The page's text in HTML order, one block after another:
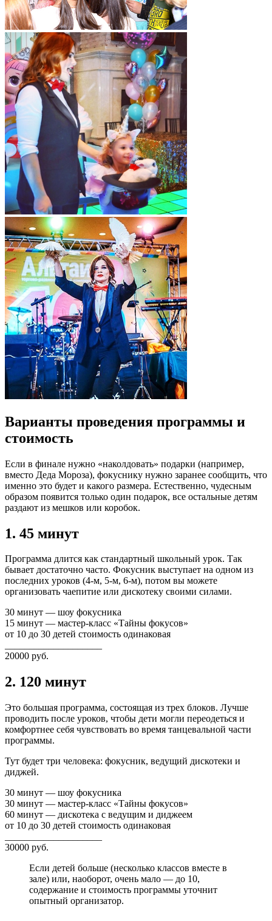
Варианты проведения программы и
стоимость
Если в финале нужно «наколдовать» подарки (например,
вместо Деда Мороза), фокуснику нужно заранее сообщить, что
именно это будет и какого размера. Естественно, чудесным
образом появится только один подарок, все остальные детям
раздают из мешков или коробок.
1. 45 минут
Программа длится как стандартный школьный урок. Так
бывает достаточно часто. Фокусник выступает на одном из
последних уроков (4-м, 5-м, 6-м), потом вы можете
организовать чаепитие или дискотеку своими силами.
30 минут — шоу фокусника
15 минут — мастер-класс «Тайны фокусов»
от 10 до 30 детей стоимость одинаковая
20000 руб.
2. 120 минут
Это большая программа, состоящая из трех блоков. Лучше
проводить после уроков, чтобы дети могли переодеться и
комфортнее себя чувствовать во время танцевальной части
программы.
Тут будет три человека: фокусник, ведущий дискотеки и
диджей.
30 минут — шоу фокусника
30 минут — мастер-класс «Тайны фокусов»
60 минут — дискотека с ведущим и диджеем
от 10 до 30 детей стоимость одинаковая
30000 руб.
Если детей больше (несколько классов вместе в
зале) или, наоборот, очень мало — до 10,
содержание и стоимость программы уточнит
опытный организатор.